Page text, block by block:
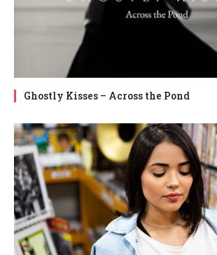
Ghostly Kisses – Across the Pond